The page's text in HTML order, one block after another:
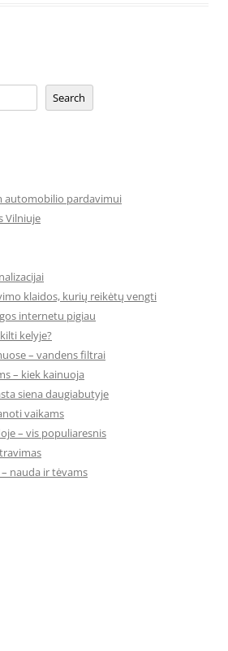
Search
automobilio pardavimui
Vilniuje
klaidos, kurių reikėtų vengti
internetu pigiau
kelyje?
– vandens filtrai
– kiek kainuoja
siena daugiabutyje
vaikams
– vis populiaresnis
nauda ir tėvams